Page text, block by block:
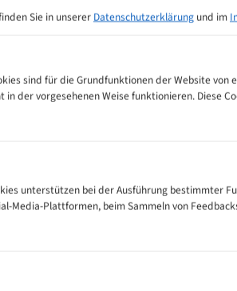
Zahnempfehlungs-Tabelle
Sie in unserer Datenschutzerklärung und im
sind für die Grundfunktionen der Website von
in der vorgesehenen Weise funktionieren. Diese
unterstützen bei der Ausführung bestimmter
Media-Plattformen, beim Sammeln von